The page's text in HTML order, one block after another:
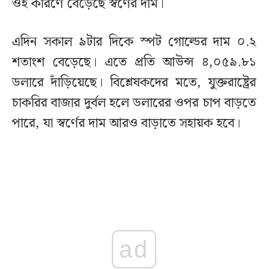
এদিন সকাল ৯টার দিকে স্পট গোল্ডের দাম ০.২
শতাংশ বেড়েছে। এতে প্রতি আউন্স ৪,০৫৯.৮১
ডলারে দাঁড়িয়েছে। বিশ্লেষকদের মতে, যুক্তরাষ্ট্রের
চাকরির বাজার দুর্বল হলে ডলারের ওপর চাপ বাড়তে
পারে, যা স্বর্ণের দাম আরও বাড়াতে সহায়ক হবে।
ad